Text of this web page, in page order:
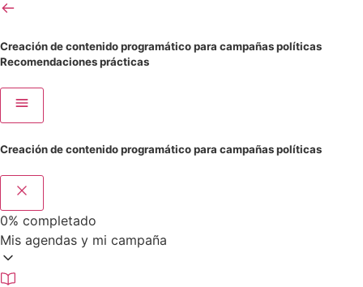
Creación de contenido programático para campañas políticas
Recomendaciones prácticas
Creación de contenido programático para campañas políticas
0% completado
Mis agendas y mi campaña